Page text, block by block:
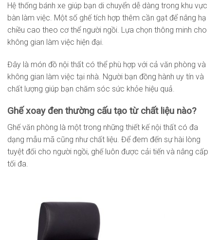
Hệ thống bánh xe giúp bạn di chuyển dễ dàng trong khu vực
bàn làm việc. Một số ghế tích hợp thêm cần gạt để nâng hạ
chiều cao theo cơ thể người ngồi. Lựa chọn thông minh cho
không gian làm việc hiện đại.
Đây là món đồ nội thất có thể phù hợp với cả văn phòng và
không gian làm việc tại nhà. Người bạn đồng hành uy tín và
chất lượng giúp bạn chăm sóc sức khỏe hiệu quả.
Ghế xoay đen thường cấu tạo từ chất liệu nào?
Ghế văn phòng là một trong những thiết kế nội thất có đa
dạng mẫu mã cũng như chất liệu. Để đem đến sự hài lòng
tuyệt đối cho người ngồi, ghế luôn được cải tiến và nâng cấp
tối đa.